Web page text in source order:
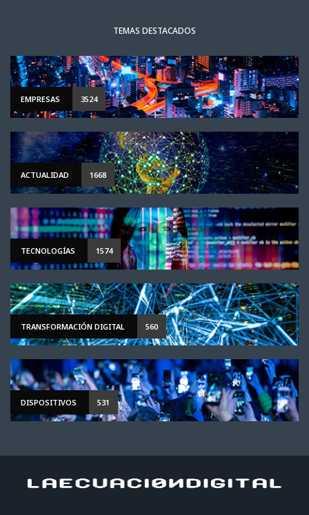
TEMAS DESTACADOS
EMPRESAS 3524
ACTUALIDAD 1668
TECNOLOGÍAS 1574
TRANSFORMACIÓN DIGITAL 560
DISPOSITIVOS 531